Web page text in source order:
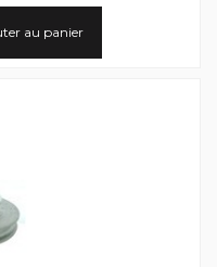
au panier